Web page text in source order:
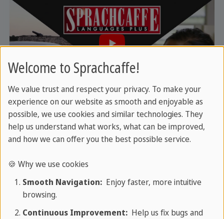
Privacy is important to us. Only when you click, the video is
loaded and played by the third-party provider.
Welcome to Sprachcaffe!
We value trust and respect your privacy. To make your
experience on our website as smooth and enjoyable as
possible, we use cookies and similar technologies. They
help us understand what works, what can be improved,
and how we can offer you the best possible service.
🍪 Why we use cookies
Smooth Navigation:Enjoy faster, more intuitive
browsing.
Continuous Improvement:Help us fix bugs and